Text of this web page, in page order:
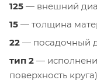
125 — внешний
15 — толщина
22 — посадочный
тип 2 —
поверхность круга)